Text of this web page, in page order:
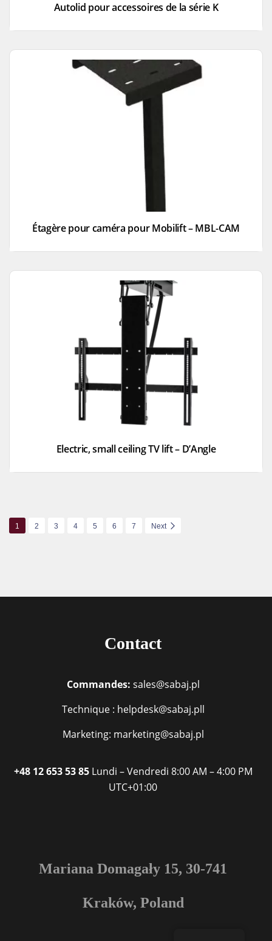
Autolid pour accessoires de la série K
Étagère pour caméra pour Mobilift – MBL-CAM
Electric, small ceiling TV lift – D’Angle
1 2 3 4 5 6 7 Next
Contact
Commandes: sales@sabaj.pl
Technique : helpdesk@sabaj.pll
Marketing: marketing@sabaj.pl
+48 12 653 53 85 Lundi – Vendredi 8:00 AM – 4:00 PM
UTC+01:00
Mariana Domagały 15, 30-741
Kraków, Poland